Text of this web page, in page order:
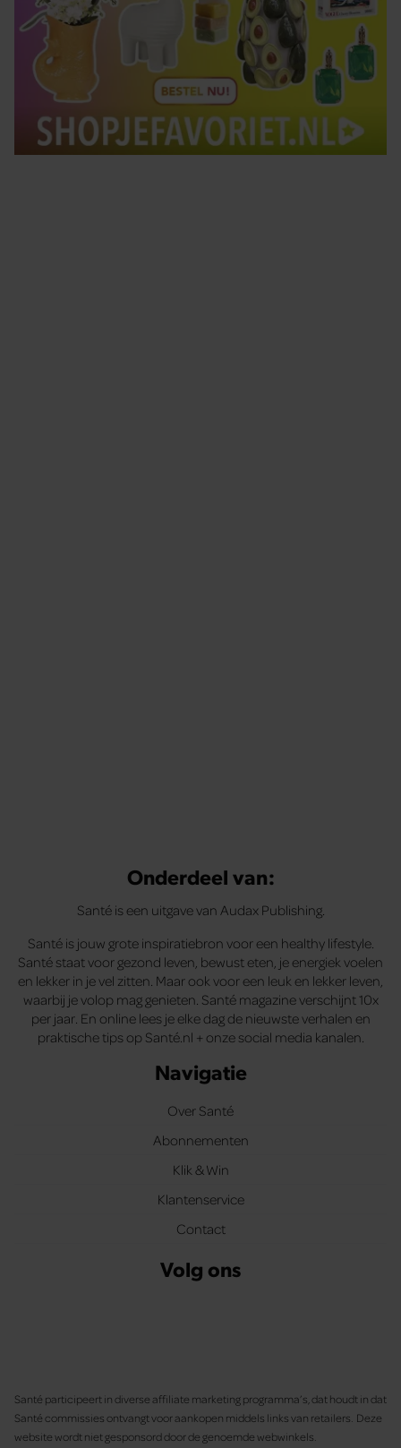
Onderdeel van:
Santé is een uitgave van Audax Publishing.
Santé is jouw grote inspiratiebron voor een healthy lifestyle.
Santé staat voor gezond leven, bewust eten, je energiek voelen
en lekker in je vel zitten. Maar ook voor een leuk en lekker leven,
waarbij je volop mag genieten. Santé magazine verschijnt 10x
per jaar. En online lees je elke dag de nieuwste verhalen en
praktische tips op Santé.nl + onze social media kanalen.
Navigatie
Over Santé
Abonnementen
Klik & Win
Klantenservice
Contact
Volg ons
Santé participeert in diverse affiliate marketing programma’s, dat houdt in dat
Santé commissies ontvangt voor aankopen middels links van retailers. Deze
website wordt niet gesponsord door de genoemde webwinkels.